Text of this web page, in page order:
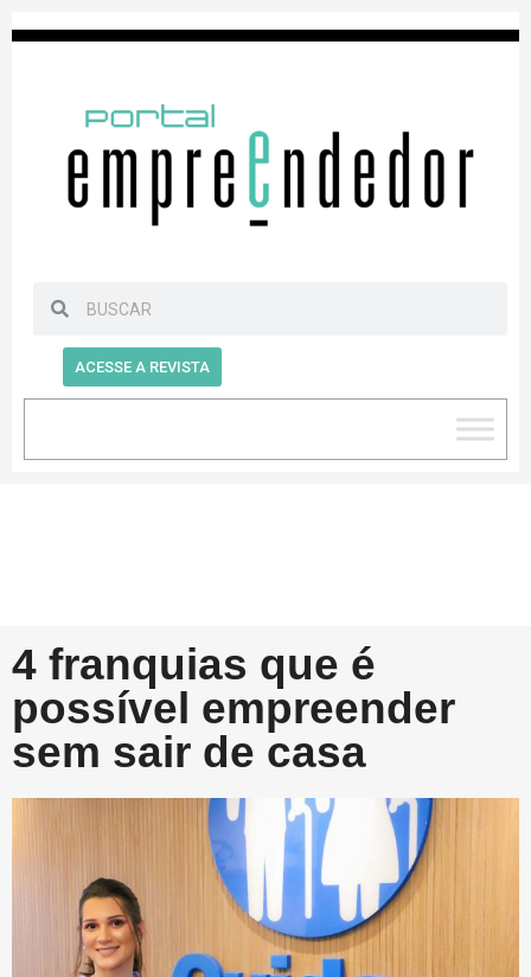
ACESSE A REVISTA
4 franquias que é
possível empreender
sem sair de casa